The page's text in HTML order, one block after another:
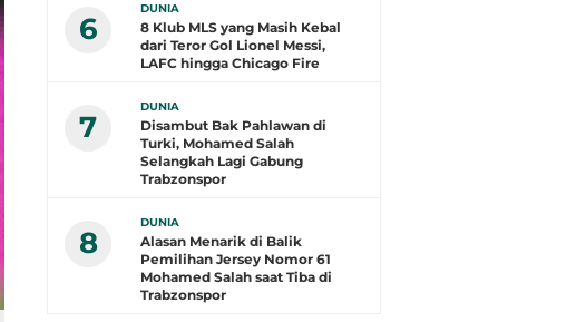
6
DUNIA
8 Klub MLS yang Masih Kebal
dari Teror Gol Lionel Messi,
LAFC hingga Chicago Fire
7
DUNIA
Disambut Bak Pahlawan di
Turki, Mohamed Salah
Selangkah Lagi Gabung
Trabzonspor
8
DUNIA
Alasan Menarik di Balik
Pemilihan Jersey Nomor 61
Mohamed Salah saat Tiba di
Trabzonspor